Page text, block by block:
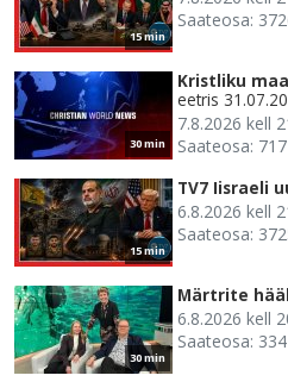
15 min
Saateosa:
30 min
Kristliku
eetris
7.8.2026 kell
Saateosa: 717
15 min
TV7 Iisraeli
6.8.2026 kell
Saateosa:
30 min
Märtrite hääl
6.8.2026 kell
Saateosa: 334